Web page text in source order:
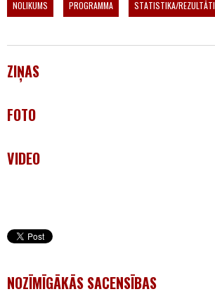
NOLIKUMS PROGRAMMA STATISTIKA/REZULTĀTI
ZIŅAS
FOTO
VIDEO
NOZĪMĪGĀKĀS SACENSĪBAS